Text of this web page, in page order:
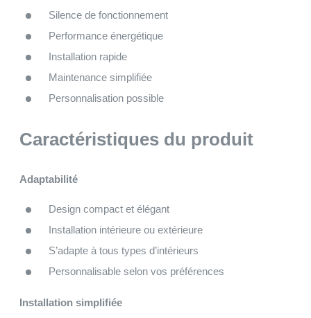
Silence de fonctionnement
Performance énergétique
Installation rapide
Maintenance simplifiée
Personnalisation possible
Caractéristiques du produit
Adaptabilité
Design compact et élégant
Installation intérieure ou extérieure
S’adapte à tous types d’intérieurs
Personnalisable selon vos préférences
Installation simplifiée